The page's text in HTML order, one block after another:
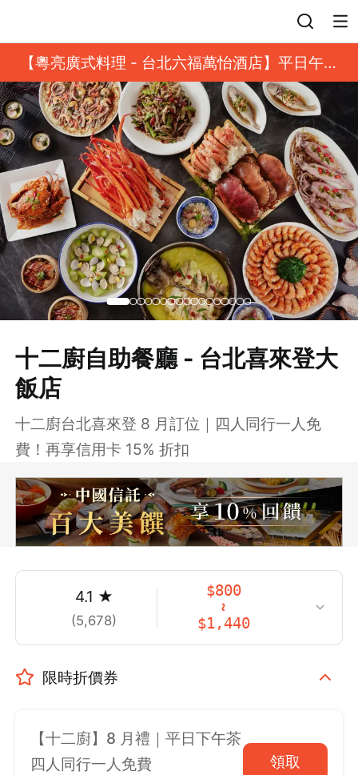
【粵亮廣式料理 - 台北六福萬怡酒店】平日午餐
8 折起｜靓港點套餐
十二廚自助餐廳 - 台北喜來登大
飯店
十二廚台北喜來登 8 月訂位｜四人同行一人免
費！再享信用卡 15% 折扣
4.1 ★
(5,678)
$800
~
$1,440
限時折價券
【十二廚】8 月禮｜平日下午茶
四人同行一人免費
領取